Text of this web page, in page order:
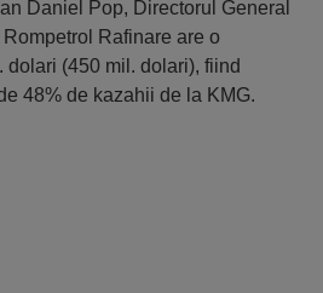
Daniel Pop, Directorul General
Rafinare are o
(450 mil. dolari), fiind
48% de kazahii de la KMG.